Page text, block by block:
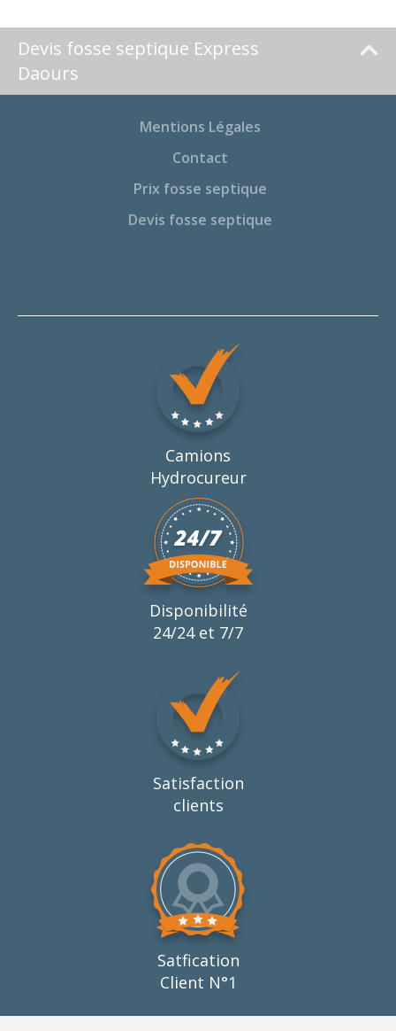
Devis fosse septique Express
Daours
Mentions Légales
Contact
Prix fosse septique
Devis fosse septique
Camions
Hydrocureur
Disponibilité
24/24 et 7/7
Satisfaction
clients
Satfication
Client N°1